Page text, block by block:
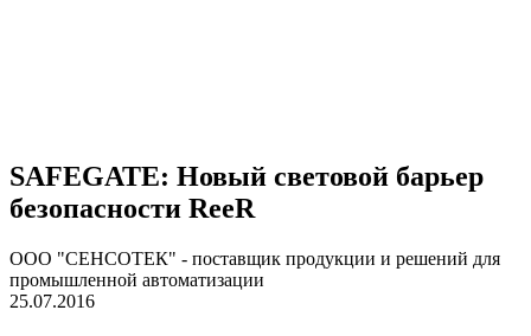
SAFEGATE: Новый световой барьер
безопасности ReeR
ООО "СЕНСОТЕК" - поставщик продукции и решений для
промышленной автоматизации
25.07.2016